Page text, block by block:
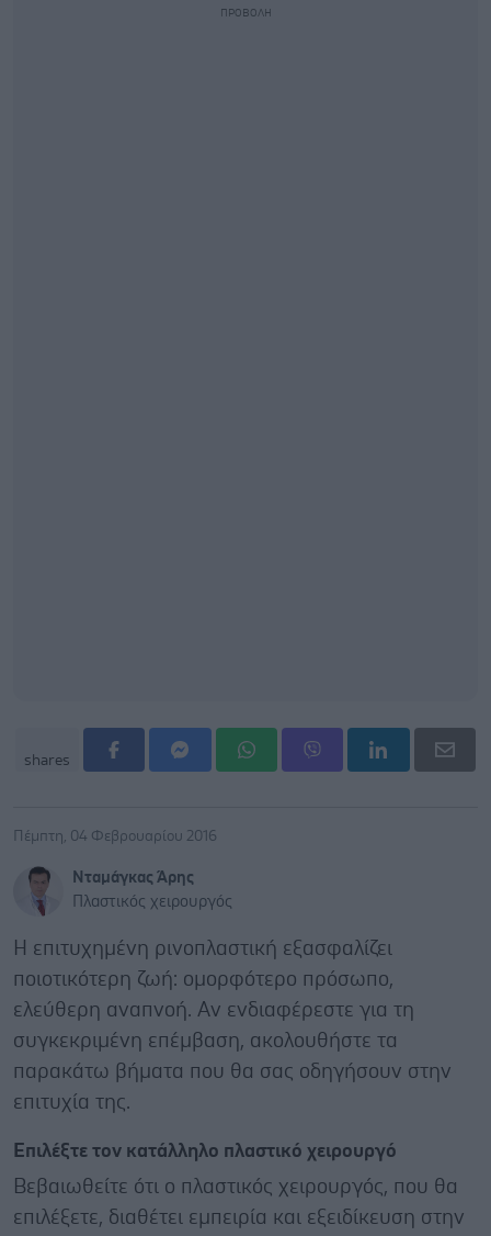
shares
Πέμπτη, 04 Φεβρουαρίου 2016
Νταμάγκας Άρης
Πλαστικός χειρουργός
Η επιτυχημένη ρινοπλαστική εξασφαλίζει
ποιοτικότερη ζωή: ομορφότερο πρόσωπο,
ελεύθερη αναπνοή. Αν ενδιαφέρεστε για τη
συγκεκριμένη επέμβαση, ακολουθήστε τα
παρακάτω βήματα που θα σας οδηγήσουν στην
επιτυχία της.
Επιλέξτε τον κατάλληλο πλαστικό χειρουργό
Βεβαιωθείτε ότι ο πλαστικός χειρουργός, που θα
επιλέξετε, διαθέτει εμπειρία και εξειδίκευση στην